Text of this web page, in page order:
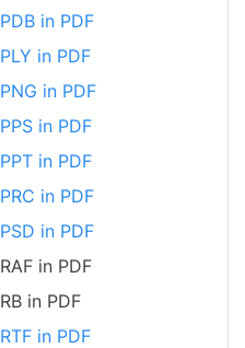
PDB in PDF
PLY in PDF
PNG in PDF
PPS in PDF
PPT in PDF
PRC in PDF
PSD in PDF
RAF in PDF
RB in PDF
RTF in PDF